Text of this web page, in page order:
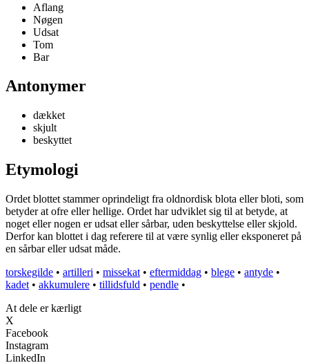
Aflang
Nøgen
Udsat
Tom
Bar
Antonymer
dækket
skjult
beskyttet
Etymologi
Ordet blottet stammer oprindeligt fra oldnordisk blota eller bloti, som
betyder at ofre eller hellige. Ordet har udviklet sig til at betyde, at
noget eller nogen er udsat eller sårbar, uden beskyttelse eller skjold.
Derfor kan blottet i dag referere til at være synlig eller eksponeret på
en sårbar eller udsat måde.
torskegilde • artilleri • missekat • eftermiddag • blege • antyde •
kadet • akkumulere • tillidsfuld • pendle •
At dele er kærligt
X
Facebook
Instagram
LinkedIn